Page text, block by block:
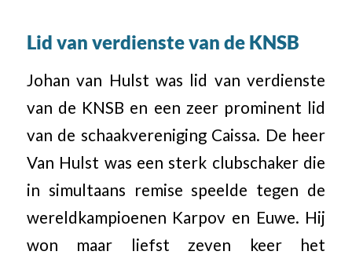
Lid van verdienste van de KNSB
Johan van Hulst was lid van verdienste
van de KNSB en een zeer prominent lid
van de schaakvereniging Caissa. De heer
Van Hulst was een sterk clubschaker die
in simultaans remise speelde tegen de
wereldkampioenen Karpov en Euwe. Hij
won maar liefst zeven keer het